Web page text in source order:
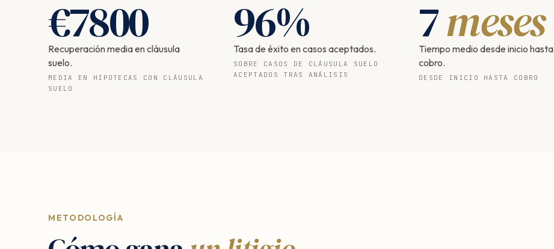
€7800
Recuperación media en cláusula
suelo.
MEDIA EN HIPOTECAS CON CLÁUSULA
SUELO
96%
Tasa de éxito en casos aceptados.
SOBRE CASOS DE CLÁUSULA SUELO
ACEPTADOS TRAS ANÁLISIS
7meses
Tiempo medio desde inicio hasta
cobro.
DESDE INICIO HASTA COBRO
METODOLOGÍA